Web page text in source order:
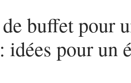
buffet pour
idées pour un